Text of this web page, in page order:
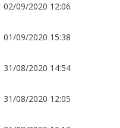
02/09/2020 12:06
01/09/2020 15:38
31/08/2020 14:54
31/08/2020 12:05